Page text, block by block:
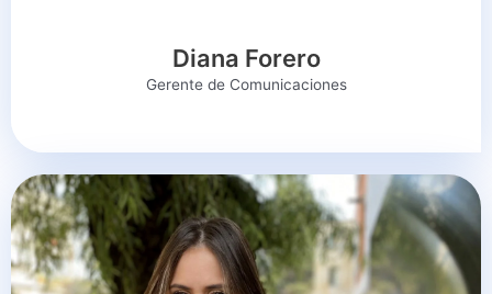
Diana Forero
Gerente de Comunicaciones